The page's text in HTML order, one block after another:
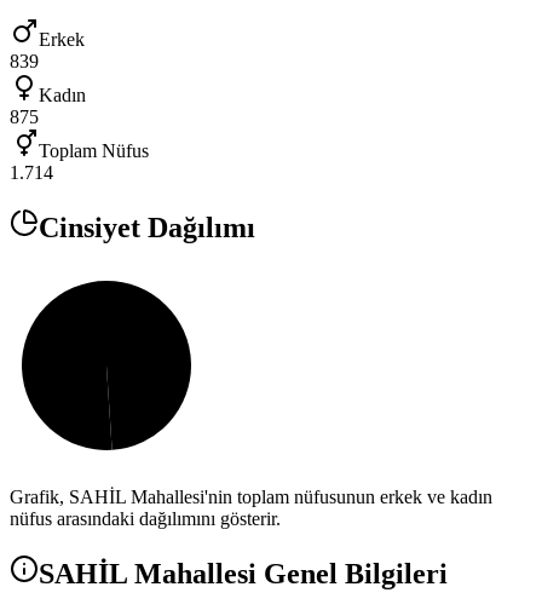
Erkek
839
Kadın
875
Toplam Nüfus
1.714
Cinsiyet Dağılımı
Grafik, SAHİL Mahallesi'nin toplam nüfusunun erkek ve kadın
nüfus arasındaki dağılımını gösterir.
SAHİL Mahallesi Genel Bilgileri